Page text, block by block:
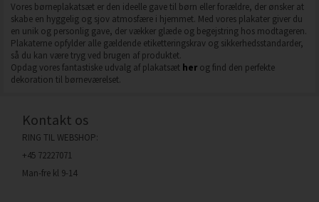
Vores børneplakatsæt er den ideelle gave til børn eller forældre, der ønsker at
skabe en hyggelig og sjov atmosfære i hjemmet. Med vores plakater giver du
en unik og personlig gave, der vækker glæde og begejstring hos modtageren.
Plakaterne opfylder alle gældende etiketteringskrav og sikkerhedsstandarder,
så du kan være tryg ved brugen af produktet.
Opdag vores fantastiske udvalg af plakatsæt her og find den perfekte
dekoration til børneværelset.
Kontakt os
RING TIL WEBSHOP:
+45 72227071
Man-fre kl 9-14